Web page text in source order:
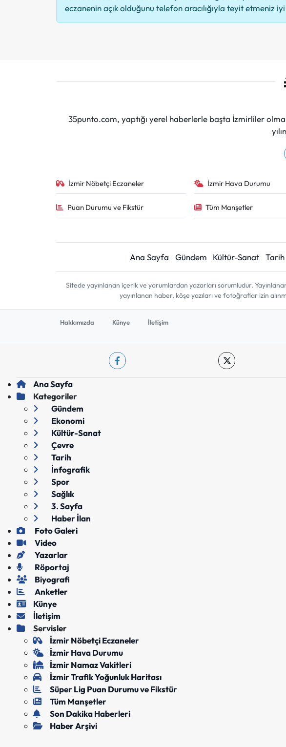
eczanenin açık olduğunu telefon aracılığıyla teyit etmeniz
35punto.com, yaptığı yerel haberlerle başta İzmirliler
İzmir Nöbetçi Eczaneler İzmir Hava Durumu
Puan Durumu ve Fikstür Tüm Manşetler
Ana Sayfa Gündem Kültür-Sanat Tarih
Sitede yayınlanan içerik ve yorumlardan yazarları sorumludur.
yayınlanan haber, köşe yazıları ve fotoğraflar izin
Hakkımızda Künye İletişim
Ana Sayfa
Kategoriler
Gündem
Ekonomi
Kültür-Sanat
Çevre
Tarih
İnfografik
Spor
Sağlık
3. Sayfa
Haber İlan
Foto Galeri
Video
Yazarlar
Röportaj
Biyografi
Anketler
Künye
İletişim
Servisler
İzmir Nöbetçi Eczaneler
İzmir Hava Durumu
İzmir Namaz Vakitleri
İzmir Trafik Yoğunluk Haritası
Süper Lig Puan Durumu ve Fikstür
Tüm Manşetler
Son Dakika Haberleri
Haber Arşivi